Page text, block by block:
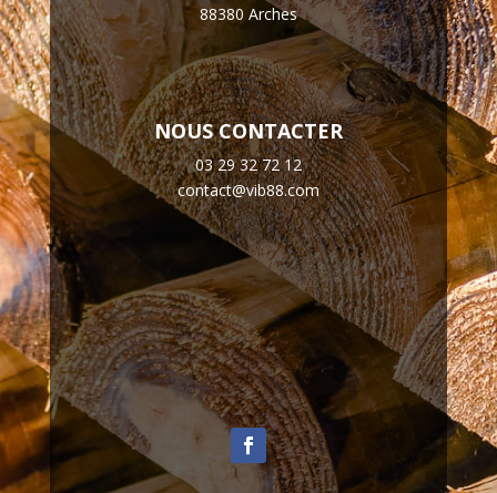
88380 Arches
NOUS CONTACTER
03 29 32 72 12
contact@vib88.com